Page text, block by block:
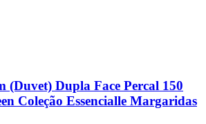
(Duvet) Dupla Face Percal 150
Coleção Essencialle Margaridas